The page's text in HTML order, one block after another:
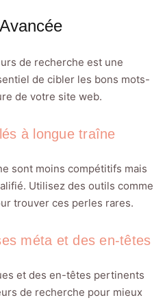
de recherche est une
de cibler les bons mots-
de votre site web.
à longue traîne
sont moins compétitifs mais
Utilisez des outils comme
trouver ces perles rares.
méta et des en-têtes
et des en-têtes pertinents
de recherche pour mieux